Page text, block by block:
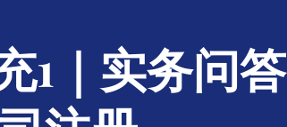
1｜实务问答